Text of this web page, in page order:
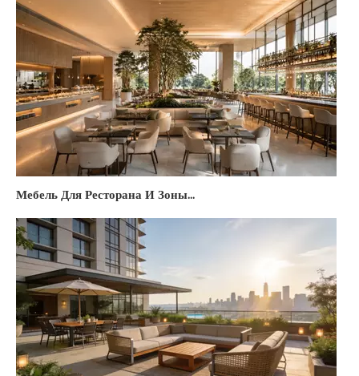
Мебель Для Ресторана И Зоны Питания Отеля: Полный Гид По Выбору, Бюджету И Трендам 2026